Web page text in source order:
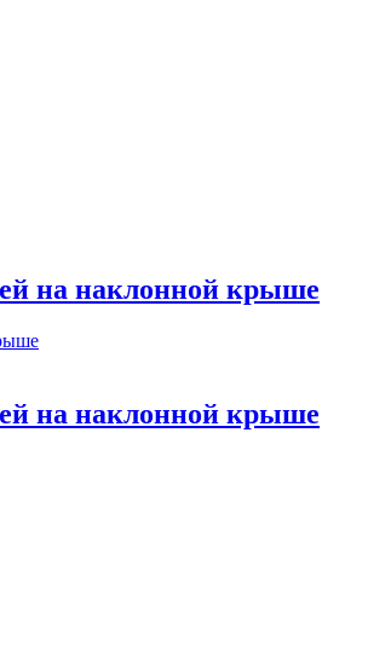
на наклонной крыше
на наклонной крыше